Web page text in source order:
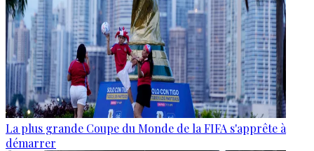
La plus grande Coupe du Monde de la FIFA s'apprête à
démarrer